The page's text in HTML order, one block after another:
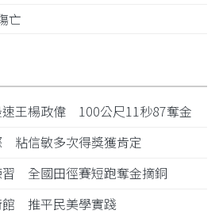
亡
速王楊政偉 100公尺11秒87奪金
粘信敏多次得獎獲肯定
習 全國田徑賽短跑奪金摘銅
館 推平民美學實踐